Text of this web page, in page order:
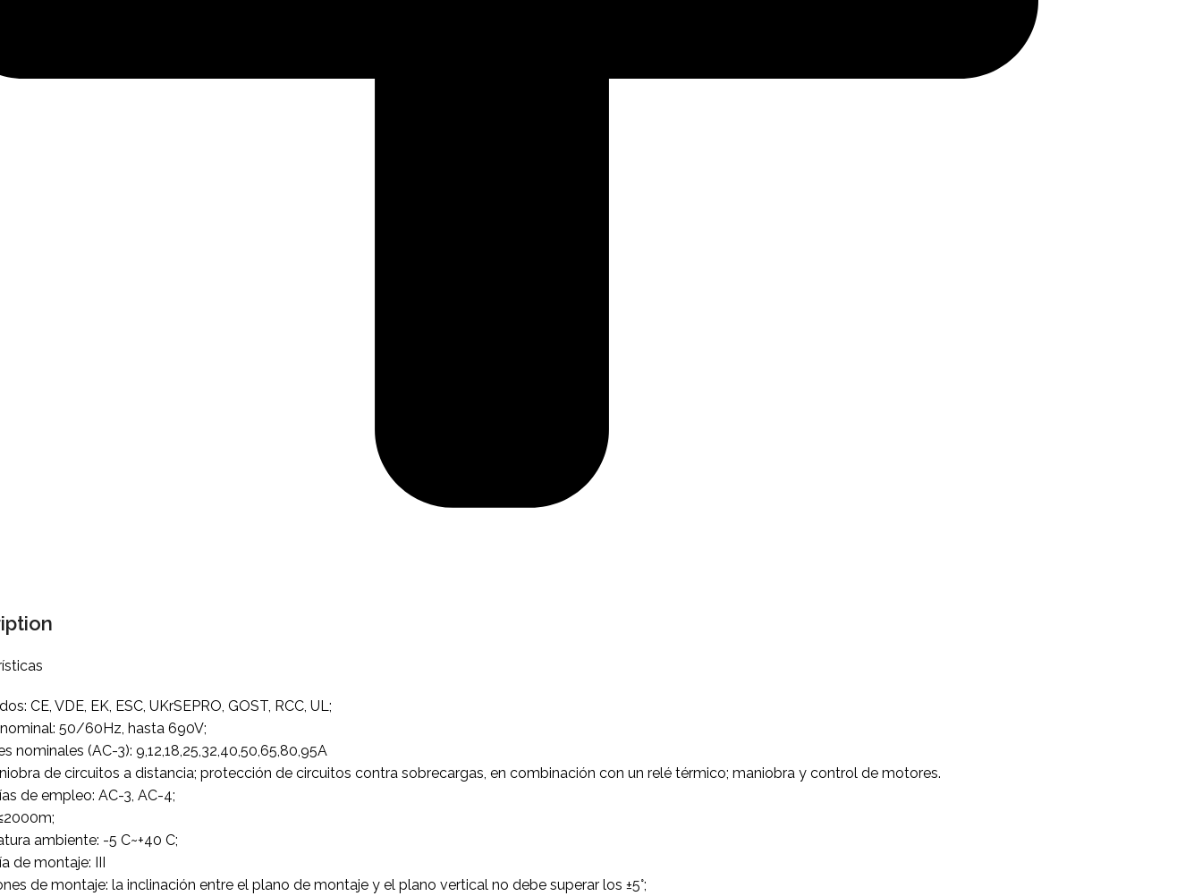
CE, VDE, EK, ESC, UKrSEPRO, GOST, RCC, UL;
50/60Hz, hasta 690V;
nominales (AC-3): 9,12,18,25,32,40,50,65,80,95A
de circuitos a distancia; protección de circuitos contra sobrecargas, en combinación con un relé térmico; maniobra y control de motores.
de empleo: AC-3, AC-4;
ambiente: -5 C~+40 C;
de montaje: III
de montaje: la inclinación entre el plano de montaje y el plano vertical no debe superar los ±5°;